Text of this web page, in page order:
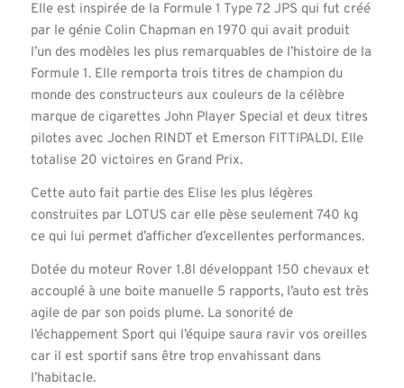
Elle est inspirée de la Formule 1 Type 72 JPS qui fut créé
par le génie Colin Chapman en 1970 qui avait produit
l’un des modèles les plus remarquables de l’histoire de la
Formule 1. Elle remporta trois titres de champion du
monde des constructeurs aux couleurs de la célèbre
marque de cigarettes John Player Special et deux titres
pilotes avec Jochen RINDT et Emerson FITTIPALDI. Elle
totalise 20 victoires en Grand Prix.
Cette auto fait partie des Elise les plus légères
construites par LOTUS car elle pèse seulement 740 kg
ce qui lui permet d’afficher d’excellentes performances.
Dotée du moteur Rover 1.8l développant 150 chevaux et
accouplé à une boite manuelle 5 rapports, l’auto est très
agile de par son poids plume. La sonorité de
l’échappement Sport qui l’équipe saura ravir vos oreilles
car il est sportif sans être trop envahissant dans
l’habitacle.